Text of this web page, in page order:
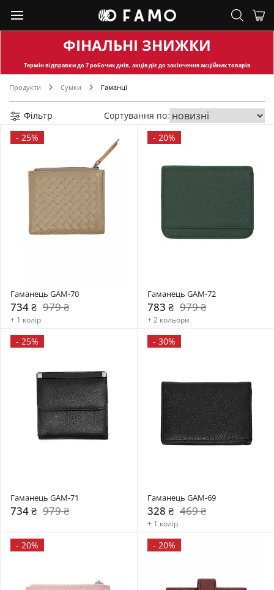
ФІНАЛЬНІ ЗНИЖКИ
Термін відправкидо 7 робочих днів, акція діє до закінчення акційних товарів
Продукти Сумки Гаманці
Фільтр
Сортування по:
- 25%
Гаманець GAM-70
734 ₴ 979 ₴
+ 1 колір
- 20%
Гаманець GAM-72
783 ₴ 979 ₴
+ 2 кольори
- 25%
Гаманець GAM-71
734 ₴ 979 ₴
- 30%
Гаманець GAM-69
328 ₴ 469 ₴
+ 1 колір
- 20% - 20%